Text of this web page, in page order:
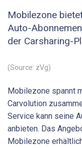
Mobilezone
Auto-
der Carsharing-
(Source: zVg)
Mobilezone spannt
Carvolution
Service kann seine
anbieten. Das
Mobilezone